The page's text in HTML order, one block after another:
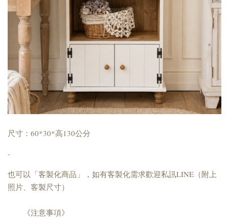
尺寸：60*30*高130公分
-
也可以「客製化商品」，如有客製化需求歡迎私訊LINE（附上
照片、客製尺寸）
《注意事項》